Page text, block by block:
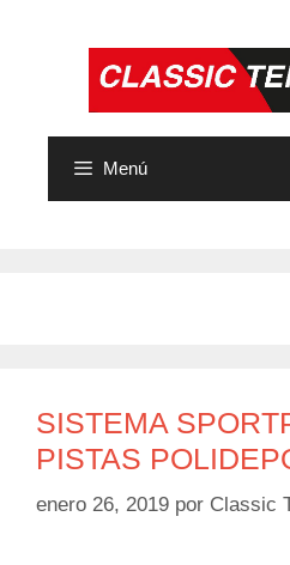
Menú
SISTEMA
PISTAS
enero 26, 2019 por Classic